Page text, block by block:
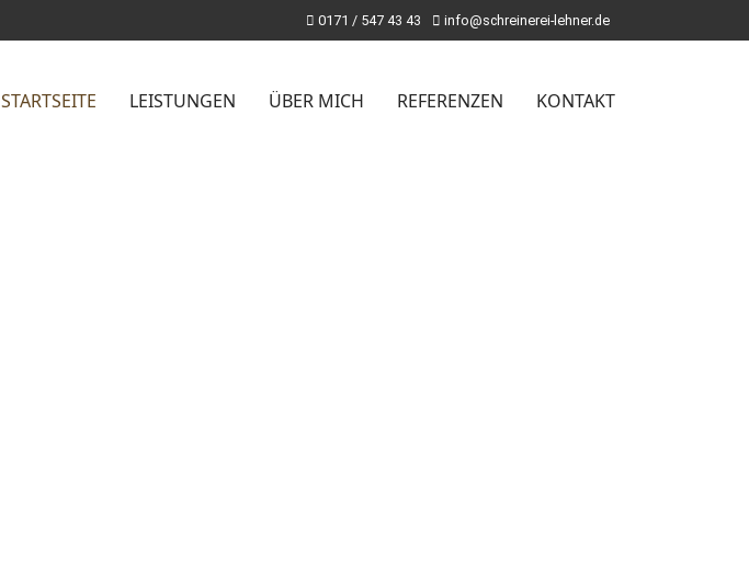
0171 / 547 43 43 info@schreinerei-lehner.de
STARTSEITE LEISTUNGEN ÜBER MICH REFERENZEN KONTAKT